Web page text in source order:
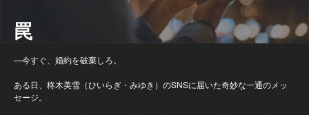
罠
—今すぐ、婚約を破棄しろ。
ある日、柊木美雪（ひいらぎ・みゆき）のSNSに届いた奇妙な一通のメッ
セージ。